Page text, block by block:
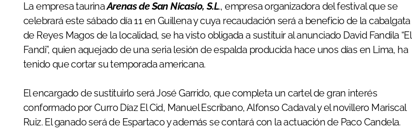
La empresa taurinaArenas de San Nicasio, S.L., empresa organizadora del festival que se
celebrará este sábado día 11 en Guillena y cuya recaudación será a beneficio de la cabalgata
de Reyes Magos de la localidad, se ha visto obligada a sustituir al anunciado David Fandila “El
Fandi”, quien aquejado de una seria lesión de espalda producida hace unos días en Lima, ha
tenido que cortar su temporada americana.
El encargado de sustituirlo será José Garrido, que completa un cartel de gran interés
conformado por Curro Díaz El Cid, Manuel Escribano, Alfonso Cadaval y el novillero Mariscal
Ruiz. El ganado será de Espartaco y además se contará con la actuación de Paco Candela.